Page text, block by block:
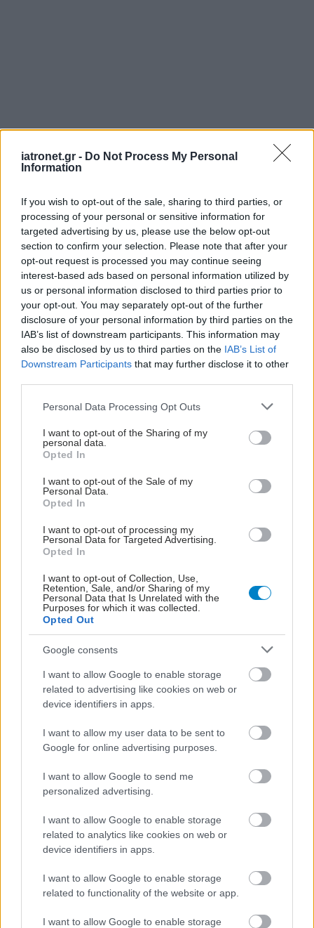
iatronet.gr - Do Not Process My Personal
Information
If you wish to opt-out of the sale, sharing to third parties, or
processing of your personal or sensitive information for
targeted advertising by us, please use the below opt-out
section to confirm your selection. Please note that after your
opt-out request is processed you may continue seeing
interest-based ads based on personal information utilized by
us or personal information disclosed to third parties prior to
your opt-out. You may separately opt-out of the further
disclosure of your personal information by third parties on the
IAB’s list of downstream participants. This information may
also be disclosed by us to third parties on the IAB’s List of
Downstream Participants that may further disclose it to other
Please note that this website/app uses one or more Google
not limited to your visit or usage behaviour. You may click to
grant or deny consent to Google and its third-party tags to
use your data for below specified purposes in below Google
consent section.
Personal Data Processing Opt Outs
I want to opt-out of the Sharing of my
personal data.
Opted In
I want to opt-out of the Sale of my
Personal Data.
Opted In
I want to opt-out of processing my
Personal Data for Targeted Advertising.
Opted In
I want to opt-out of Collection, Use,
Retention, Sale, and/or Sharing of my
Personal Data that Is Unrelated with the
Purposes for which it was collected.
Opted Out
Google consents
I want to allow Google to enable storage
related to advertising like cookies on web or
device identifiers in apps.
I want to allow my user data to be sent to
Google for online advertising purposes.
I want to allow Google to send me
personalized advertising.
I want to allow Google to enable storage
related to analytics like cookies on web or
device identifiers in apps.
I want to allow Google to enable storage
related to functionality of the website or app.
I want to allow Google to enable storage
Loading...
Προσθήκη Σχολίου
ΣΗΜΕΡΑ ΣΤΟ IATRONET.GR